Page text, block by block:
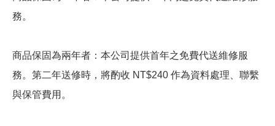
務。
商品保固為兩年者：本公司提供首年之免費代送維修服
務。第二年送修時，將酌收 NT$240 作為資料處理、聯繫
與保管費用。